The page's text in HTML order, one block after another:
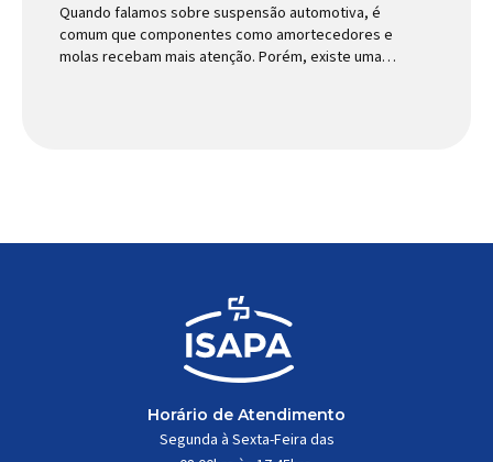
Quando falamos sobre suspensão automotiva, é
comum que componentes como amortecedores e
molas recebam mais atenção. Porém, existe uma
Horário de Atendimento
Segunda à Sexta-Feira das